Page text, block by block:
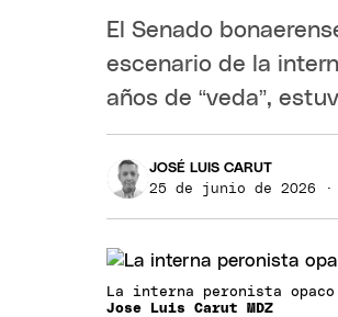
El Senado
escenario de la
años de “veda”,
JOSÉ LUIS CARUT
25 de junio de 2026 ·
La interna peronista
Jose Luis Carut MDZ